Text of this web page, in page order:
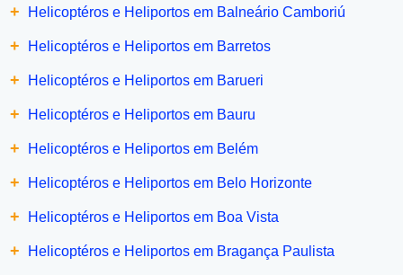
+ Helicoptéros e Heliportos em Balneário Camboriú
+ Helicoptéros e Heliportos em Barretos
+ Helicoptéros e Heliportos em Barueri
+ Helicoptéros e Heliportos em Bauru
+ Helicoptéros e Heliportos em Belém
+ Helicoptéros e Heliportos em Belo Horizonte
+ Helicoptéros e Heliportos em Boa Vista
+ Helicoptéros e Heliportos em Bragança Paulista